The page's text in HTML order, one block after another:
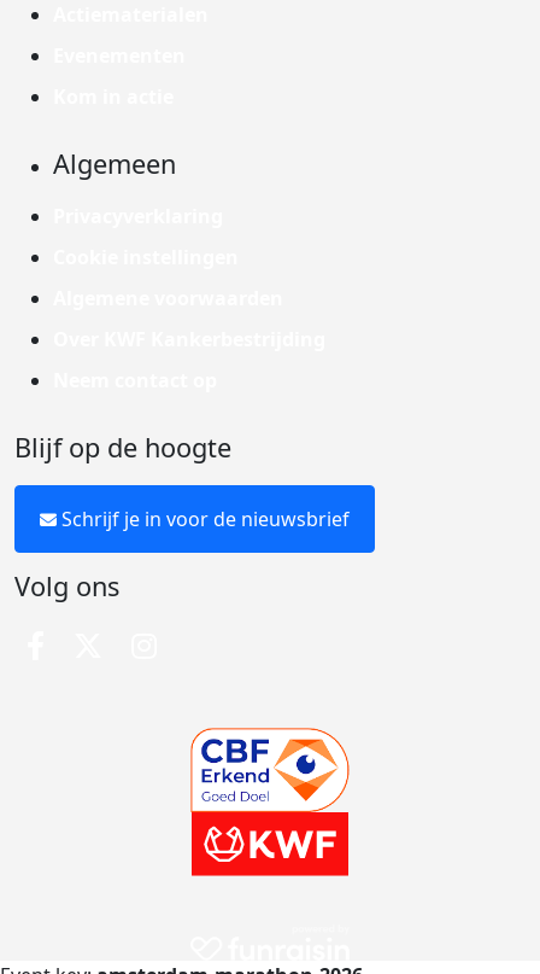
Algemeen
Blijf op de hoogte
Schrijf je in voor de nieuwsbrief
Volg ons